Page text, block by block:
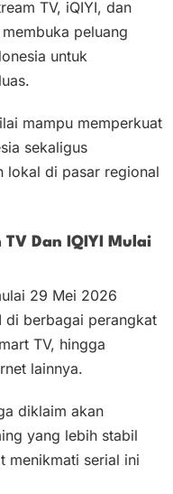
TV, iQIYI, dan
peluang
untuk
mampu memperkuat
sekaligus
lokal di pasar regional
Dan IQIYI Mulai
29 Mei 2026
di berbagai perangkat
TV, hingga
lainnya.
diklaim akan
yang lebih stabil
menikmati serial ini